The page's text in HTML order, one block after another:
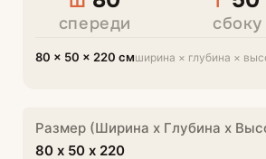
спереди сбоку
80 × 50 × 220 смширина × глубина ×
Размер (Ширина х Глубина х
80 х 50 х 220